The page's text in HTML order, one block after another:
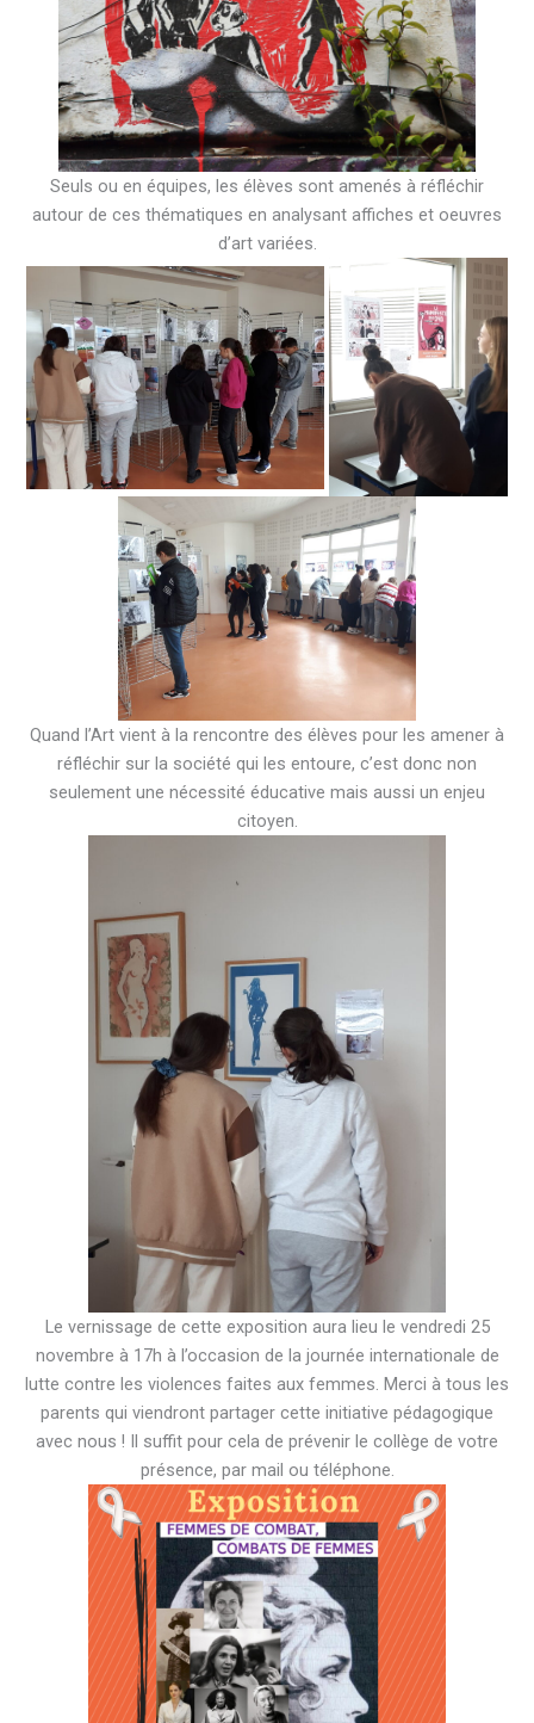
Seuls ou en équipes, les élèves sont amenés à réfléchir
autour de ces thématiques en analysant affiches et oeuvres
d’art variées.
Quand l’Art vient à la rencontre des élèves pour les amener à
réfléchir sur la société qui les entoure, c’est donc non
seulement une nécessité éducative mais aussi un enjeu
citoyen.
Le vernissage de cette exposition aura lieu le vendredi 25
novembre à 17h à l’occasion de la journée internationale de
lutte contre les violences faites aux femmes. Merci à tous les
parents qui viendront partager cette initiative pédagogique
avec nous ! Il suffit pour cela de prévenir le collège de votre
présence, par mail ou téléphone.